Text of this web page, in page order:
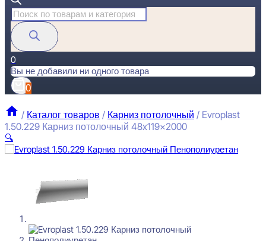
Поиск
товаров
0
Вы не добавили ни одного товара
0
/ Каталог товаров / Карниз потолочный / Evroplast
1.50.229 Карниз потолочный 48x119x2000
🔍
Evroplast 1.50.229 Карниз потолочный 48x119x2000
Перейти в избранное Закрыть